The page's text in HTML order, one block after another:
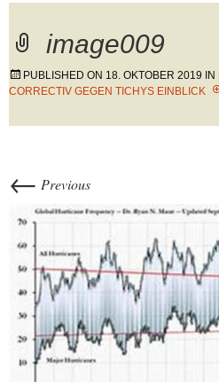
image009
PUBLISHED ON 18. OKTOBER 2019 IN
CORRECTIV GEGEN TICHYS EINBLICK
← Previous